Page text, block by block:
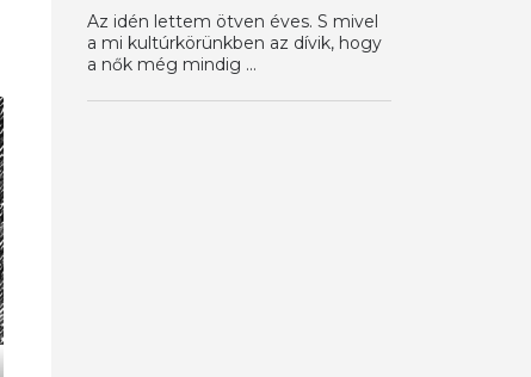
Az idén lettem ötven éves. S mivel
a mi kultúrkörünkben az dívik, hogy
a nők még mindig ...